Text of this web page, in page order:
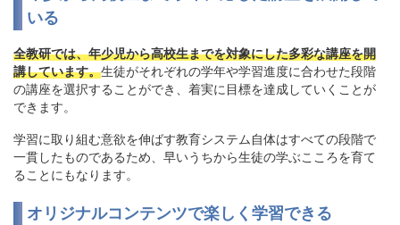
いる
全教研では、年少児から高校生までを対象にした多彩な講座を開
講しています。生徒がそれぞれの学年や学習進度に合わせた段階
の講座を選択することができ、着実に目標を達成していくことが
できます。
学習に取り組む意欲を伸ばす教育システム自体はすべての段階で
一貫したものであるため、早いうちから生徒の学ぶこころを育て
ることにもなります。
オリジナルコンテンツで楽しく学習できる